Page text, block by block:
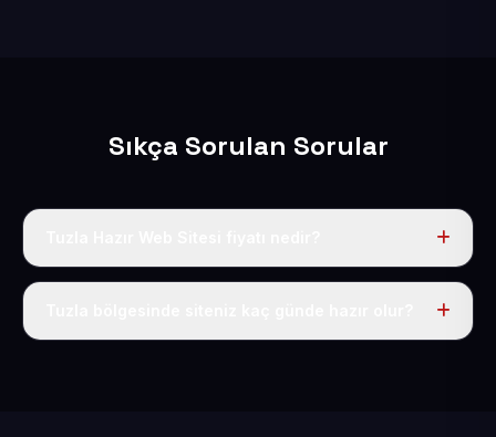
Sıkça Sorulan Sorular
Tek fiyat uygulanır: yıllık 50 USD + KDV. Bu bedele alan